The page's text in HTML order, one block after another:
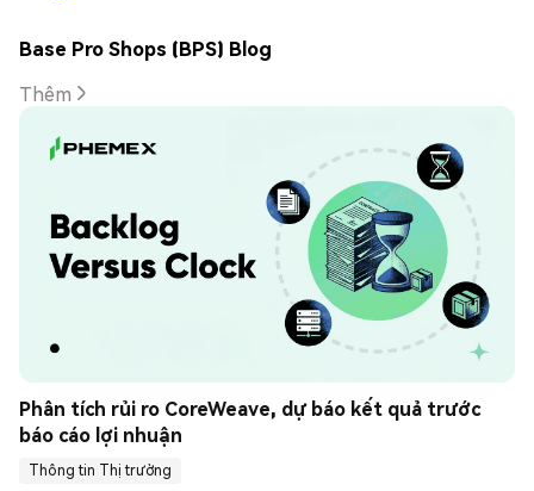
Base Pro Shops (BPS) Blog
Thêm
Phân tích rủi ro CoreWeave, dự báo kết quả trước
báo cáo lợi nhuận
Thông tin Thị trường